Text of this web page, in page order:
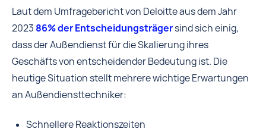
Laut dem Umfragebericht von Deloitte aus dem Jahr
2023 86% der Entscheidungsträgersind sich einig,
dass der Außendienst für die Skalierung ihres
Geschäfts von entscheidender Bedeutung ist. Die
heutige Situation stellt mehrere wichtige Erwartungen
an Außendiensttechniker:
Schnellere Reaktionszeiten